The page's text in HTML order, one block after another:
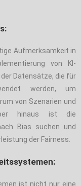
Aufmerksamkeit in
von KI-
Datensätze, die für
werden, um
von Szenarien und
hinaus ist die
Bias suchen und
der Fairness.
ist nicht nur eine